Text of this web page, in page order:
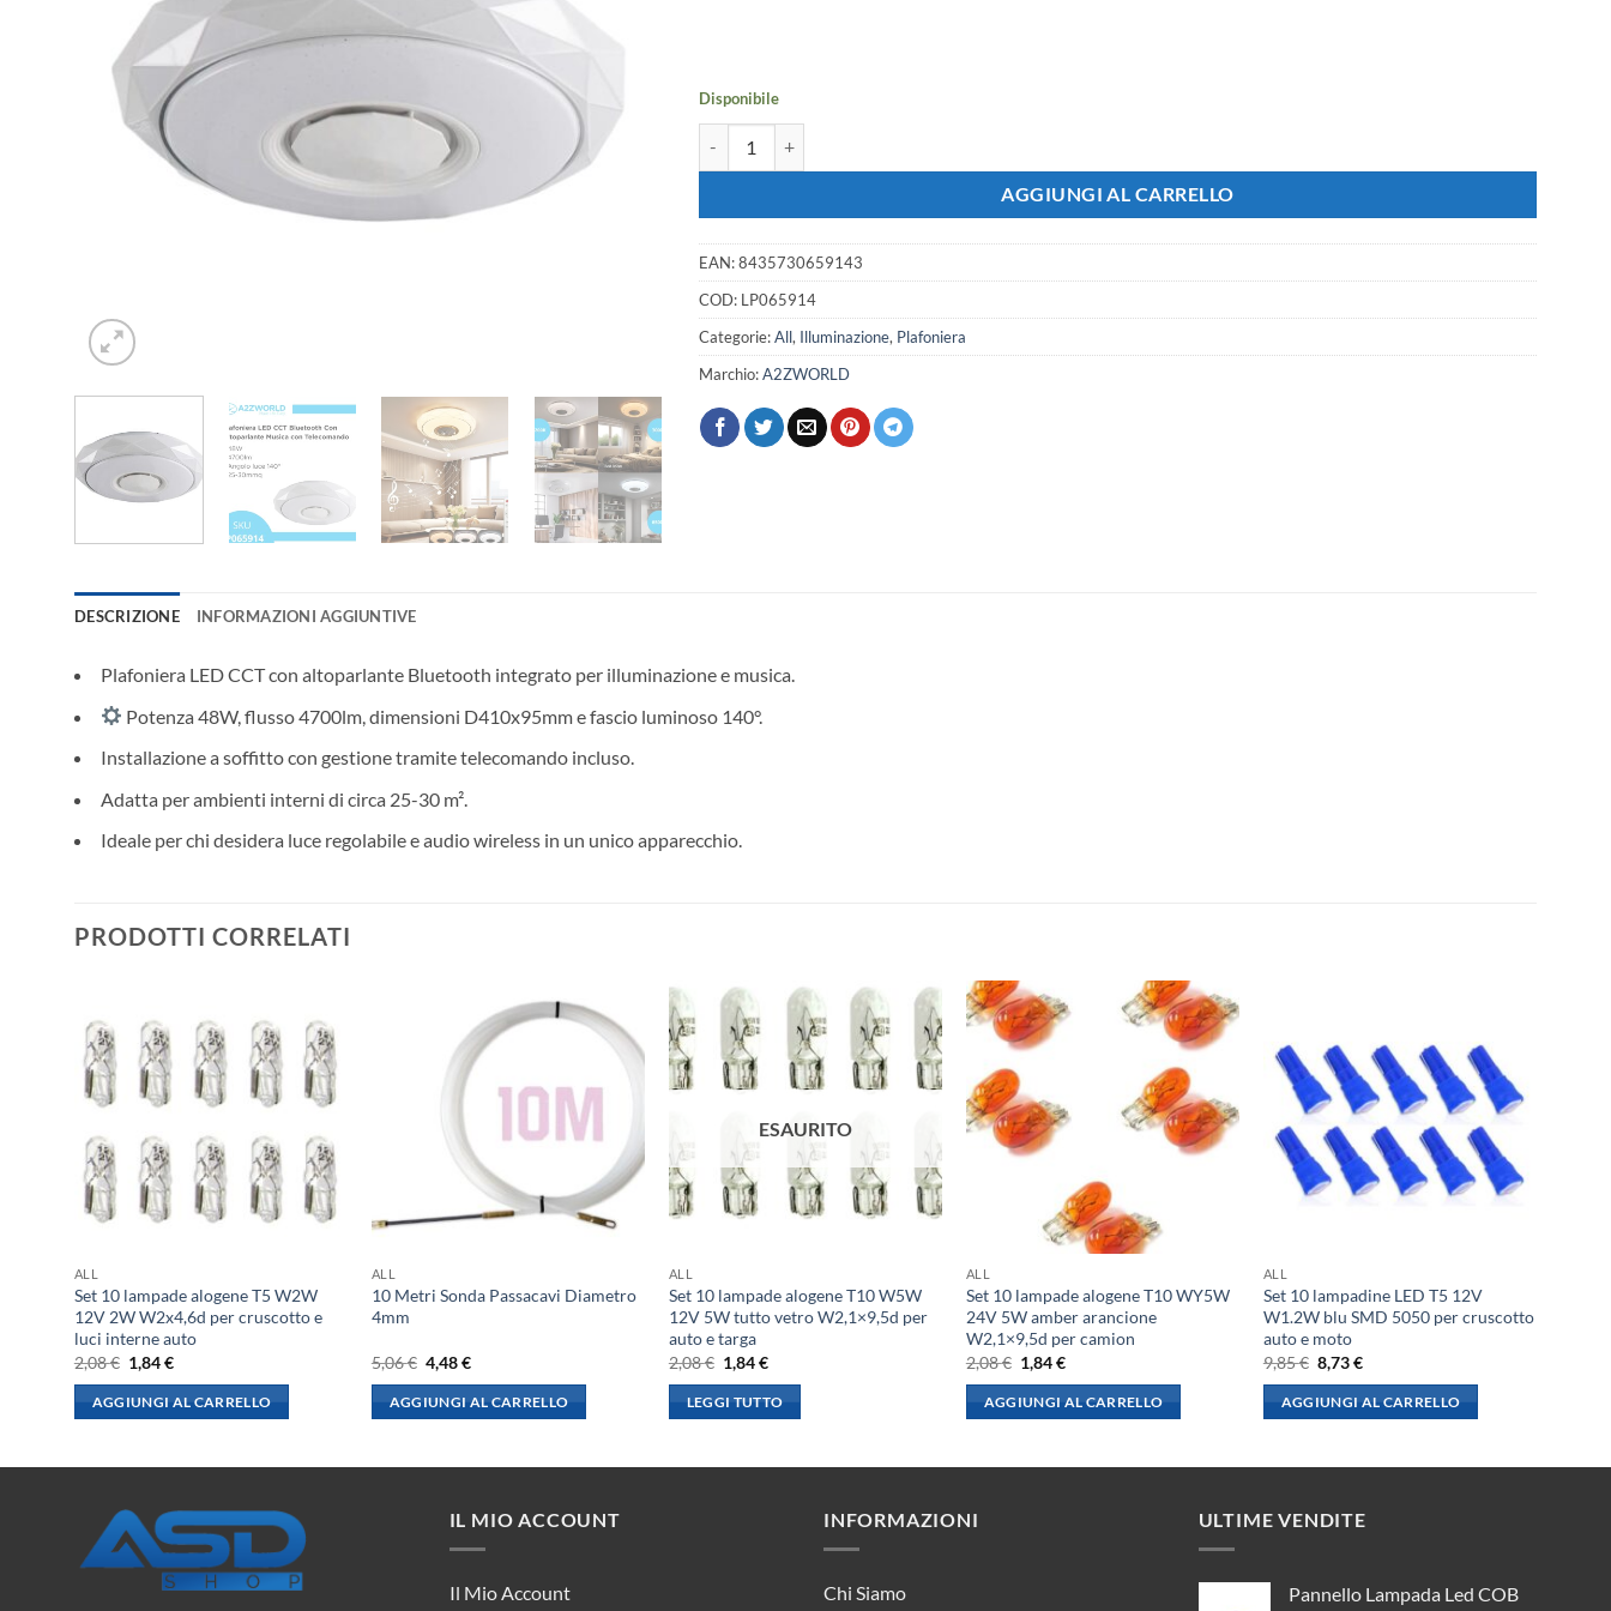
prezzo
Disponibile
AGGIUNGI AL CARRELLO
EAN:8435730659143
COD: LP065914
Categorie:All, Illuminazione, Plafoniera
Marchio:A2ZWORLD
DESCRIZIONE INFORMAZIONI AGGIUNTIVE
Plafoniera LED CCT con altoparlante Bluetooth integrato per illuminazione e musica.
Potenza 48W, flusso 4700lm, dimensioni D410x95mm e fascio luminoso 140°.
Installazione a soffitto con gestione tramite telecomando incluso.
Adatta per ambienti interni di circa 25-30 m².
Ideale per chi desidera luce regolabile e audio wireless in un unico apparecchio.
PRODOTTI CORRELATI
ALL
Set 10 lampade alogene T5 W2W
12V 2W W2x4,6d per cruscotto e
luci interne auto
2,08€ Il
prezzo
originale
era:
1,84€Il
attuale
è:
AGGIUNGI AL CARRELLO
ALL
10 Metri Sonda Passacavi Diametro
4mm
5,06€ Il
prezzo
originale
era:
4,48€Il
attuale
è:
AGGIUNGI AL CARRELLO
ESAURITO
ALL
Set 10 lampade alogene T10 W5W
12V 5W tutto vetro W2,1×9,5d per
auto e targa
2,08€ Il
prezzo
originale
era:
1,84€Il
attuale
è:
LEGGI TUTTO
ALL
Set 10 lampade alogene T10 WY5W
24V 5W amber arancione
W2,1×9,5d per camion
2,08€ Il
prezzo
originale
era:
1,84€Il
attuale
è:
AGGIUNGI AL CARRELLO
ALL
Set 10 lampadine LED T5 12V
W1.2W blu SMD 5050 per cruscotto
auto e moto
9,85€ Il
prezzo
originale
era:
8,73€Il
attuale
è:
AGGIUNGI AL CARRELLO
IL MIO ACCOUNT
Il Mio Account
INFORMAZIONI
Chi Siamo
ULTIME VENDITE
Pannello Lampada Led COB